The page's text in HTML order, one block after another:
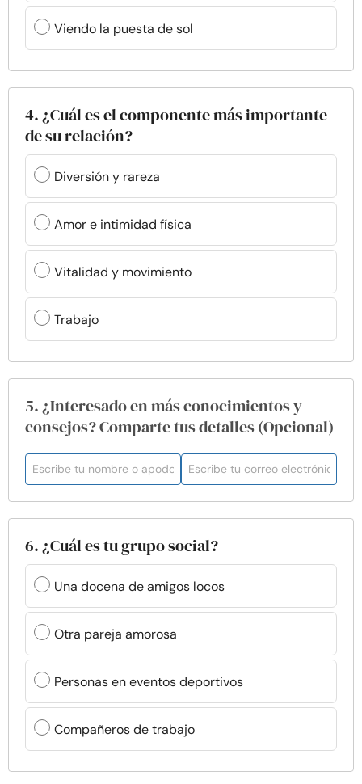
Viendo la puesta de sol
4. ¿Cuál es el componente más importante
de su relación?
Diversión y rareza
Amor e intimidad física
Vitalidad y movimiento
Trabajo
5. ¿Interesado en más conocimientos y
consejos? Comparte tus detalles (Opcional)
6. ¿Cuál es tu grupo social?
Una docena de amigos locos
Otra pareja amorosa
Personas en eventos deportivos
Compañeros de trabajo